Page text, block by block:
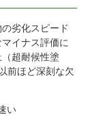
劣化スピード
イナス評価に
超耐候性塗
前ほど深刻な欠
い